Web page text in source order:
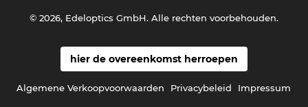
hier de overeenkomst herroepen
Algemene Verkoopvoorwaarden Privacybeleid Impressum
© 2026, Edeloptics GmbH. Alle rechten voorbehouden.